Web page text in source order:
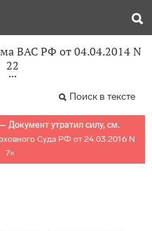
ВАС РФ от 04.04.2014 N
22
Поиск в тексте
Документ утратил силу, см.
Суда РФ от 24.03.2016 N
7»